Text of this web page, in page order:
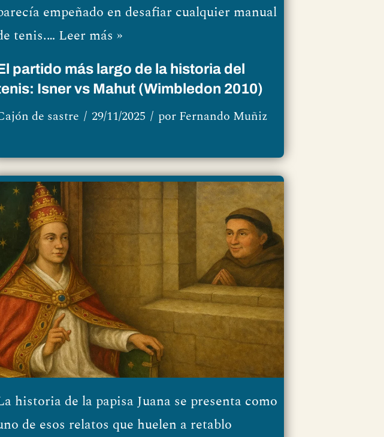
empeñado en desafiar cualquier manual
tenis.… Leer más »
partido más largo de la historia del
Isner vs Mahut (Wimbledon 2010)
de sastre 29/11/2025 por Fernando Muñiz
historia de la papisa Juana se presenta como
de esos relatos que huelen a retablo